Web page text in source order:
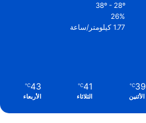
38º - 28º
26%
1.77 كيلومتر/ساعة
39
℃
الأثنين
41
℃
الثلاثاء
43
℃
الأربعاء